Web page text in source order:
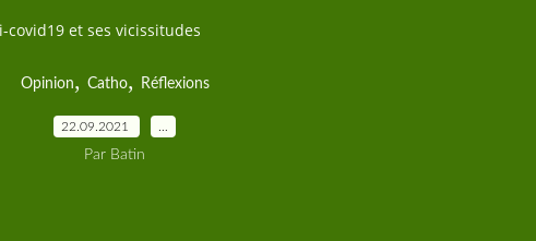
covid19 et ses vicissitudes
Opinion, Catho, Réflexions
22.09.2021
Par Batin